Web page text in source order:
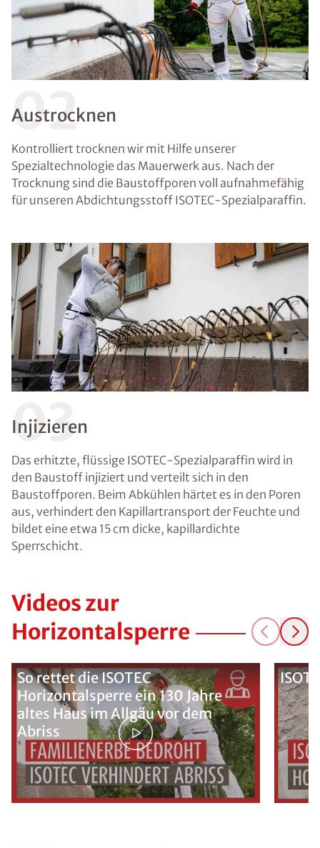
02
Austrocknen
Kontrolliert trocknen wir mit Hilfe unserer
Spezialtechnologie das Mauerwerk aus. Nach der
Trocknung sind die Baustoffporen voll aufnahmefähig
für unseren Abdichtungsstoff ISOTEC-Spezialparaffin.
03
Injizieren
Das erhitzte, flüssige ISOTEC-Spezialparaffin wird in
den Baustoff injiziert und verteilt sich in den
Baustoffporen. Beim Abkühlen härtet es in den Poren
aus, verhindert den Kapillartransport der Feuchte und
bildet eine etwa 15 cm dicke, kapillardichte
Sperrschicht.
Videos zur
Horizontalsperre
So rettet die ISOTEC
Horizontalsperre ein 130 Jahre
altes Haus im Allgäu vor dem
Abriss